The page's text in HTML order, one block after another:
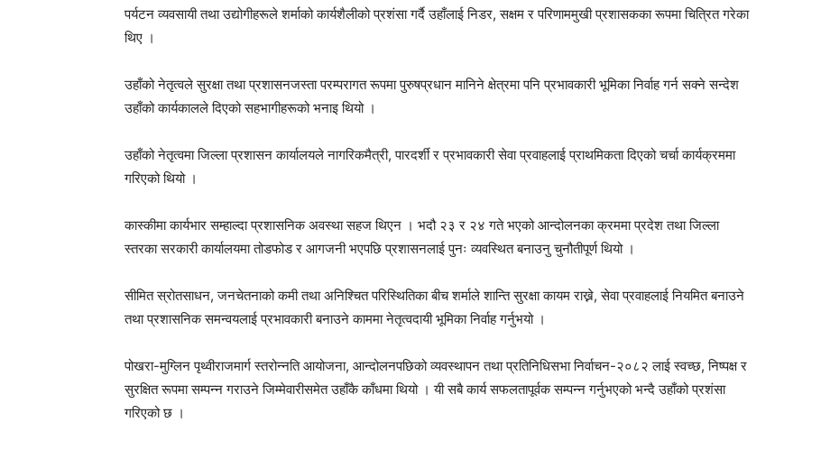
पर्यटन व्यवसायी तथा उद्योगीहरूले शर्माको कार्यशैलीको प्रशंसा गर्दै उहाँलाई निडर, सक्षम र परिणाममुखी प्रशासकका रूपमा चित्रित गरेका
थिए ।
उहाँको नेतृत्वले सुरक्षा तथा प्रशासनजस्ता परम्परागत रूपमा पुरुषप्रधान मानिने क्षेत्रमा पनि प्रभावकारी भूमिका निर्वाह गर्न सक्ने सन्देश
उहाँको कार्यकालले दिएको सहभागीहरूको भनाइ थियो ।
उहाँको नेतृत्वमा जिल्ला प्रशासन कार्यालयले नागरिकमैत्री, पारदर्शी र प्रभावकारी सेवा प्रवाहलाई प्राथमिकता दिएको चर्चा कार्यक्रममा
गरिएको थियो ।
कास्कीमा कार्यभार सम्हाल्दा प्रशासनिक अवस्था सहज थिएन । भदौ २३ र २४ गते भएको आन्दोलनका क्रममा प्रदेश तथा जिल्ला
स्तरका सरकारी कार्यालयमा तोडफोड र आगजनी भएपछि प्रशासनलाई पुनः व्यवस्थित बनाउनु चुनौतीपूर्ण थियो ।
सीमित स्रोतसाधन, जनचेतनाको कमी तथा अनिश्चित परिस्थितिका बीच शर्माले शान्ति सुरक्षा कायम राख्ने, सेवा प्रवाहलाई नियमित बनाउने
तथा प्रशासनिक समन्वयलाई प्रभावकारी बनाउने काममा नेतृत्वदायी भूमिका निर्वाह गर्नुभयो ।
पोखरा-मुग्लिन पृथ्वीराजमार्ग स्तरोन्नति आयोजना, आन्दोलनपछिको व्यवस्थापन तथा प्रतिनिधिसभा निर्वाचन-२०८२ लाई स्वच्छ, निष्पक्ष र
सुरक्षित रूपमा सम्पन्न गराउने जिम्मेवारीसमेत उहाँकै काँधमा थियो । यी सबै कार्य सफलतापूर्वक सम्पन्न गर्नुभएको भन्दै उहाँको प्रशंसा
गरिएको छ ।